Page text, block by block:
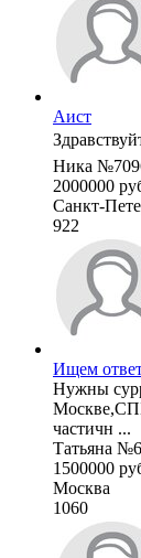
Аист
Ника
2000000
Санкт-
922
Ищем
Нужны
частичн ...
Татьяна
1500000
Москва
1060